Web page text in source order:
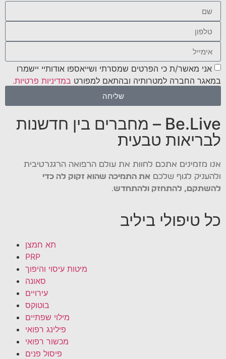
אני מאשר/ת כי הפרטים שמסרתי ושייאספו אודותיי יישמרו
במאגר החברה למטרותיה ובהתאם למפורט במדיניות פרטיות.
שליחה
Be.Live – מחברים בין חדשנות
לבריאות טבעית
אנו מזמינים אתכם לחוות את עולם הרפואה הרגנרטיבית
ולהעניק לגוף שלכם את התמיכה שהוא זקוק לה כדי
להשתקם, להתחזק ולהתחדש.
כל טיפולי ביליב
תא חמצן
PRP
מיטות עיסוי והיפוך
סאונה
עירויים
בוטוקס
מילוי שפתיים
פילינג רפואי
מכשור רפואי
פיסול פנים